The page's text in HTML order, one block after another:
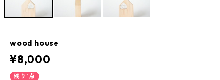
wood house
¥8,000
残り1点